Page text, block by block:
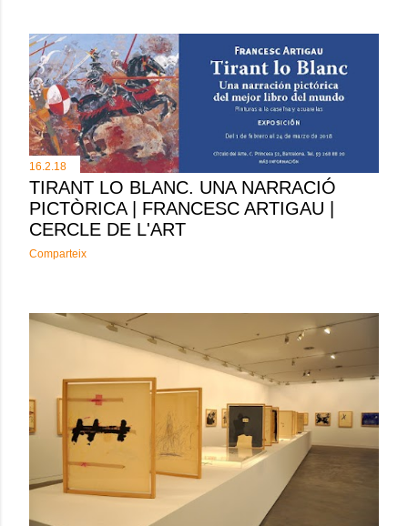
16.2.18
TIRANT LO BLANC. UNA NARRACIÓ
PICTÒRICA | FRANCESC ARTIGAU |
CERCLE DE L'ART
Comparteix